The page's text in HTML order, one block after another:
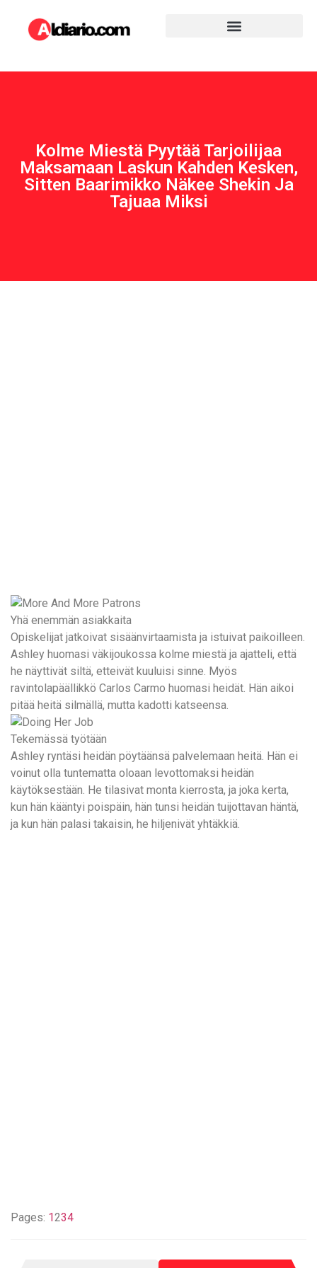
Kolme Miestä Pyytää Tarjoilijaa
Maksamaan Laskun Kahden Kesken,
Sitten Baarimikko Näkee Shekin Ja
Tajuaa Miksi
Yhä enemmän asiakkaita
Opiskelijat jatkoivat sisäänvirtaamista ja istuivat paikoilleen.
Ashley huomasi väkijoukossa kolme miestä ja ajatteli, että
he näyttivät siltä, etteivät kuuluisi sinne. Myös
ravintolapäällikkö Carlos Carmo huomasi heidät. Hän aikoi
pitää heitä silmällä, mutta kadotti katseensa.
Tekemässä työtään
Ashley ryntäsi heidän pöytäänsä palvelemaan heitä. Hän ei
voinut olla tuntematta oloaan levottomaksi heidän
käytöksestään. He tilasivat monta kierrosta, ja joka kerta,
kun hän kääntyi poispäin, hän tunsi heidän tuijottavan häntä,
ja kun hän palasi takaisin, he hiljenivät yhtäkkiä.
Pages: 1234